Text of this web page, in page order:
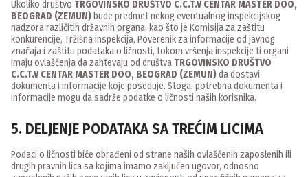
Ukoliko društvo TRGOVINSKO DRUŠTVO C.C.T.V CENTAR MASTER DOO,
BEOGRAD (ZEMUN) bude predmet nekog eventualnog inspekcijskog
nadzora različitih državnih organa, kao što je Komisija za zaštitu
konkurencije, Tržišna inspekcija, Poverenik za informacije od javnog
značaja i zaštitu podataka o ličnosti, tokom vršenja inspekcije ti organi
imaju ovlašćenja da zahtevaju od društva TRGOVINSKO DRUŠTVO
C.C.T.V CENTAR MASTER DOO, BEOGRAD (ZEMUN)da dostavi
dokumenta i informacije koje poseduje. Stoga, potrebna dokumenta i
informacije mogu da sadrže podatke o ličnosti naših korisnika.
5. DELJENJE PODATAKA SA TREĆIM LICIMA
Podaci o ličnosti biće obrađeni od strane naših ovlašćenih zaposlenih ili
drugih pravnih lica sa kojima imamo zaključen ugovor, odnosno